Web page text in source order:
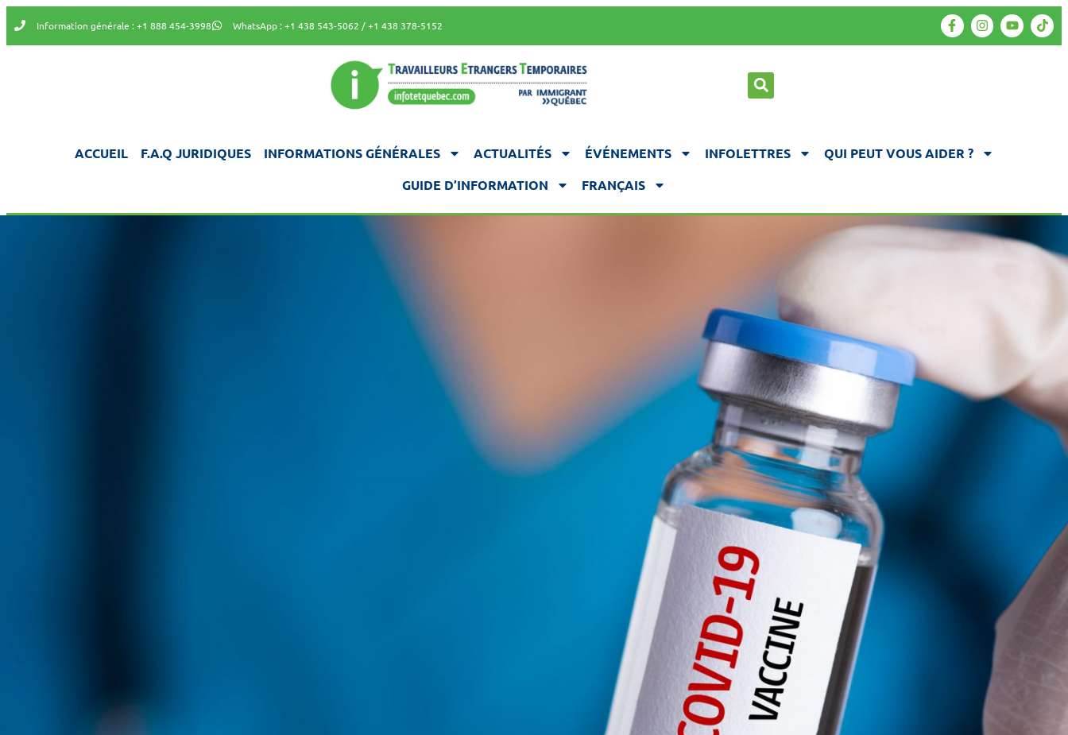
Information générale : +1 888 454-3998 WhatsApp : +1 438 543-5062 / +1 438 378-5152
ACCUEIL F.A.Q JURIDIQUES INFORMATIONS GÉNÉRALES ACTUALITÉS ÉVÉNEMENTS INFOLETTRES
QUI PEUT VOUS AIDER ?
GUIDE D’INFORMATION
FRANÇAIS